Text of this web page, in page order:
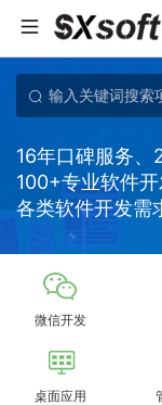
16年口碑服务、
100+专业软件
各类软件开发需
微信开发
桌面应用